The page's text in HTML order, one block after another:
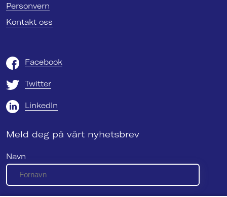
Personvern
Kontakt oss
Facebook
Twitter
LinkedIn
Meld deg på vårt nyhetsbrev
Navn